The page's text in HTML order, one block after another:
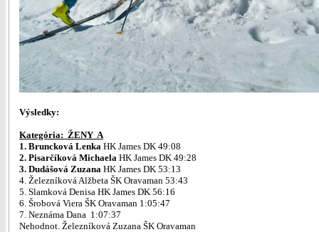
Výsledky:
Kategória: ŽENY A
1. Bruncková Lenka HK James DK 49:08
2. Pisarčíková Michaela HK James DK 49:28
3. Dudášová Zuzana HK James DK 53:13
4. Železníková Alžbeta ŠK Oravaman 53:43
5. Slamková Denisa HK James DK 56:16
6. Šrobová Viera ŠK Oravaman 1:05:47
7. Neznáma Dana 1:07:37
Nehodnot. Železníková Zuzana ŠK Oravaman